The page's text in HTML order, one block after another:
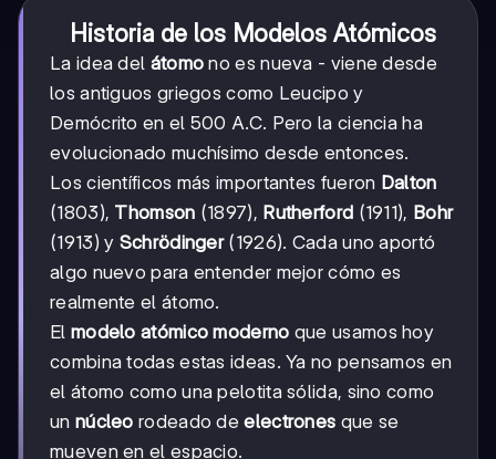
Historia de los Modelos Atómicos
La idea del átomo no es nueva - viene desde
los antiguos griegos como Leucipo y
Demócrito en el 500 A.C. Pero la ciencia ha
evolucionado muchísimo desde entonces.
Los científicos más importantes fueron Dalton
(1803), Thomson (1897), Rutherford (1911), Bohr
(1913) y Schrödinger(1926). Cada uno aportó
algo nuevo para entender mejor cómo es
realmente el átomo.
El modelo atómico moderno que usamos hoy
combina todas estas ideas. Ya no pensamos en
el átomo como una pelotita sólida, sino como
un núcleo rodeado deelectrones que se
mueven en el espacio.